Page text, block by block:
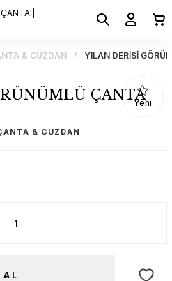
& CÜZDAN YILAN DERİSİ
Yeni
ÇANTA
& CÜZDAN
AL